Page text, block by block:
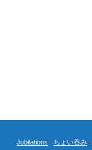
Jubilations ちょい呑み